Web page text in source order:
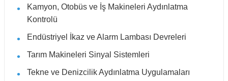
Kamyon, Otobüs ve İş Makineleri Aydınlatma
Kontrolü
Endüstriyel İkaz ve Alarm Lambası Devreleri
Tarım Makineleri Sinyal Sistemleri
Tekne ve Denizcilik Aydınlatma Uygulamaları